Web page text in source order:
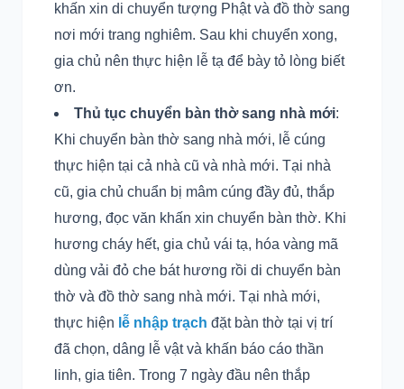
khấn xin di chuyển tượng Phật và đồ thờ sang
nơi mới trang nghiêm. Sau khi chuyển xong,
gia chủ nên thực hiện lễ tạ để bày tỏ lòng biết
ơn.
Thủ tục chuyển bàn thờ sang nhà mới:
Khi chuyển bàn thờ sang nhà mới, lễ cúng
thực hiện tại cả nhà cũ và nhà mới. Tại nhà
cũ, gia chủ chuẩn bị mâm cúng đầy đủ, thắp
hương, đọc văn khấn xin chuyển bàn thờ. Khi
hương cháy hết, gia chủ vái tạ, hóa vàng mã
dùng vải đỏ che bát hương rồi di chuyển bàn
thờ và đồ thờ sang nhà mới. Tại nhà mới,
thực hiện lễ nhập trạch đặt bàn thờ tại vị trí
đã chọn, dâng lễ vật và khấn báo cáo thần
linh, gia tiên. Trong 7 ngày đầu nên thắp